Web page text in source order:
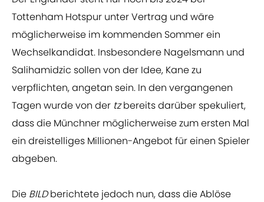
Tottenham Hotspur unter Vertrag und wäre
möglicherweise im kommenden Sommer ein
Wechselkandidat. Insbesondere Nagelsmann und
Salihamidzic sollen von der Idee, Kane zu
verpflichten, angetan sein. In den vergangenen
Tagen wurde von der tzbereits darüber spekuliert,
dass die Münchner möglicherweise zum ersten Mal
ein dreistelliges Millionen-Angebot für einen Spieler
abgeben.
Die BILDberichtete jedoch nun, dass die Ablöse